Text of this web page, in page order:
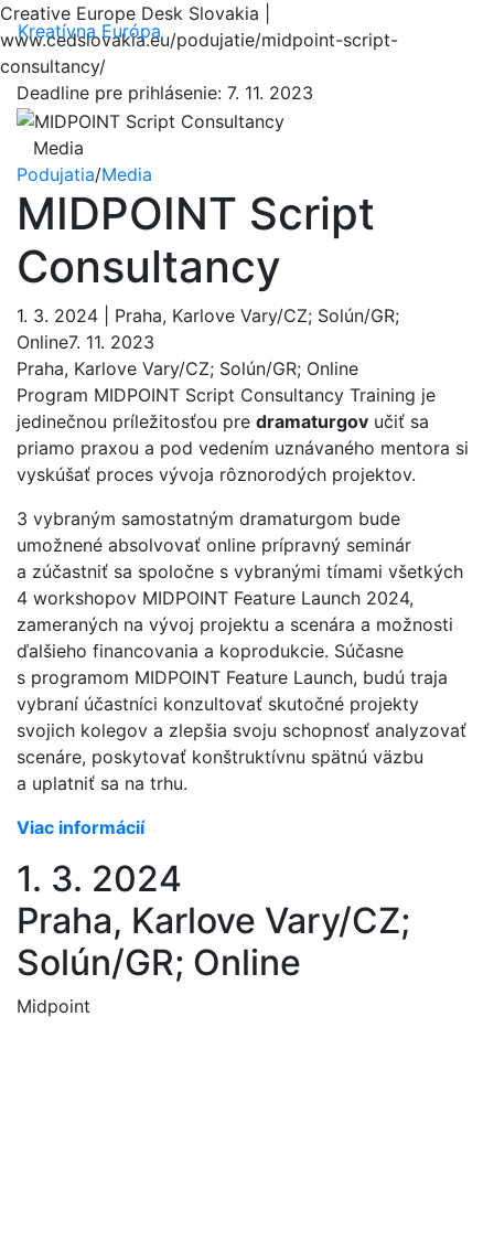
Creative Europe Desk Slovakia |
www.cedslovakia.eu/podujatie/midpoint-script-
consultancy/
Kreatívna Európa
Deadline pre prihlásenie: 7. 11. 2023
Media
Podujatia/Media
MIDPOINT Script
Consultancy
1. 3. 2024 | Praha, Karlove Vary/CZ; Solún/GR;
Online7. 11. 2023
Praha, Karlove Vary/CZ; Solún/GR; Online
Program MIDPOINT Script Consultancy Training je
jedinečnou príležitosťou pre dramaturgov učiť sa
priamo praxou a pod vedením uznávaného mentora si
vyskúšať proces vývoja rôznorodých projektov.
3 vybraným samostatným dramaturgom bude
umožnené absolvovať online prípravný seminár
a zúčastniť sa spoločne s vybranými tímami všetkých
4 workshopov MIDPOINT Feature Launch 2024,
zameraných na vývoj projektu a scenára a možnosti
ďalšieho financovania a koprodukcie. Súčasne
s programom MIDPOINT Feature Launch, budú traja
vybraní účastníci konzultovať skutočné projekty
svojich kolegov a zlepšia svoju schopnosť analyzovať
scenáre, poskytovať konštruktívnu spätnú väzbu
a uplatniť sa na trhu.
Viac informácií
1. 3. 2024
Praha, Karlove Vary/CZ;
Solún/GR; Online
Midpoint